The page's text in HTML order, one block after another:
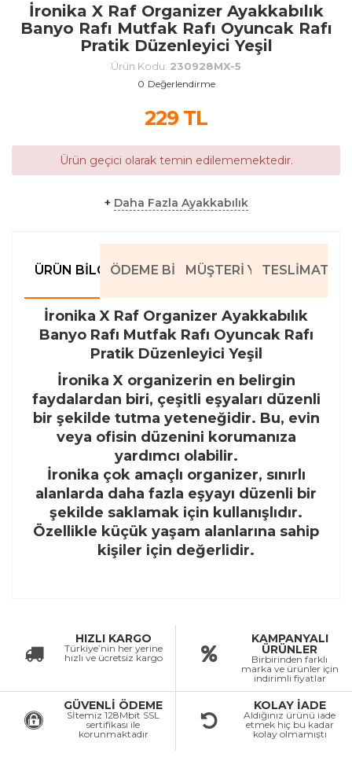
İronika X Raf Organizer Ayakkabılık
Banyo Rafı Mutfak Rafı Oyuncak Rafı
Pratik Düzenleyici Yeşil
Ürün Kodu: 230928MX-5
0 Değerlendirme
229 TL
Ürün geçici olarak temin edilememektedir.
+ Daha Fazla Ayakkabılık
ÜRÜN BILGILERIÖDEME BILGILERIMÜŞTERI YORUMLARI
TESLIMAT
İronika X Raf Organizer Ayakkabılık
Banyo Rafı Mutfak Rafı Oyuncak Rafı
Pratik Düzenleyici Yeşil
İronika X organizerin en belirgin
faydalardan biri, çeşitli eşyaları düzenli
bir şekilde tutma yeteneğidir. Bu, evin
veya ofisin düzenini korumanıza
yardımcı olabilir.
İronika çok amaçlı organizer, sınırlı
alanlarda daha fazla eşyayı düzenli bir
şekilde saklamak için kullanışlıdır.
Özellikle küçük yaşam alanlarına sahip
kişiler için değerlidir.
HIZLI KARGO
Türkiye’nin her yerine
hızlı ve ücretsiz kargo
KAMPANYALI
ÜRÜNLER
Birbirinden farklı
marka ve ürünler için
indirimli fiyatlar
GÜVENLİ ÖDEME
Sİtemiz 128Mbit SSL
sertifikası ile
korunmaktadır
KOLAY İADE
Aldığınız ürünü iade
etmek hiç bu kadar
kolay olmamıştı